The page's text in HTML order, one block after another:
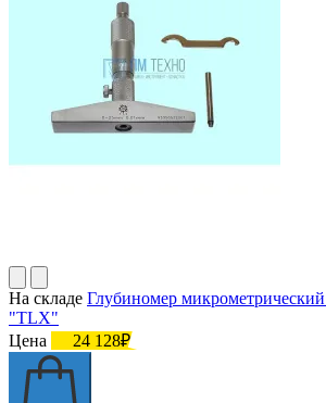
На складе Глубиномер
"TLX"
Цена
24 128₽